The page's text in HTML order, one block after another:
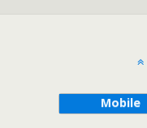
Mobile